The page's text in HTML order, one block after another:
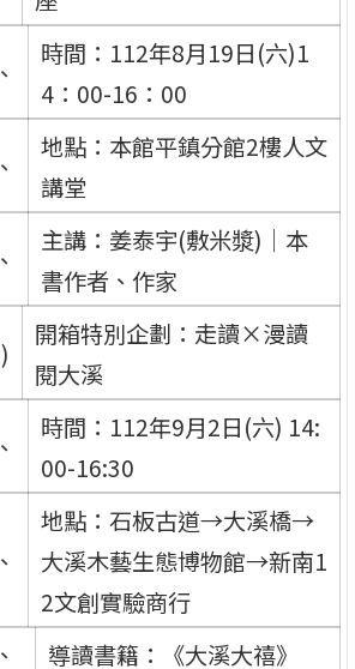
時間：112年8月19日(六)1
4：00-16：00
地點：本館平鎮分館2樓人文
講堂
主講：姜泰宇(敷米漿)｜本
書作者、作家
開箱特別企劃：走讀×漫讀
閱大溪
時間：112年9月2日(六) 14:
00-16:30
地點：石板古道→大溪橋→
大溪木藝生態博物館→新南1
2文創實驗商行
導讀書籍：《大溪大禧》